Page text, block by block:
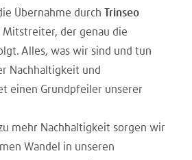
Übernahme durch
Trinseo
der genau die
Alles, was wir sind und tun
Nachhaltigkeit und
einen Grundpfeiler unserer
mehr Nachhaltigkeit sorgen wir
Wandel in unseren